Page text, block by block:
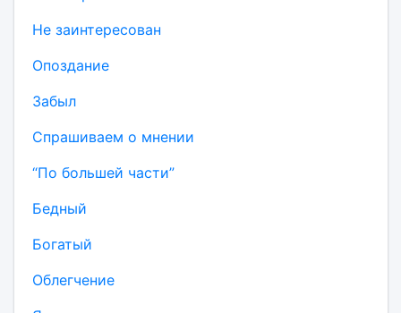
Не заинтересован
Опоздание
Забыл
Спрашиваем о мнении
“По большей части”
Бедный
Богатый
Облегчение